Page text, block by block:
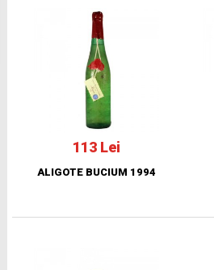
113 Lei
ALIGOTE BUCIUM 1994